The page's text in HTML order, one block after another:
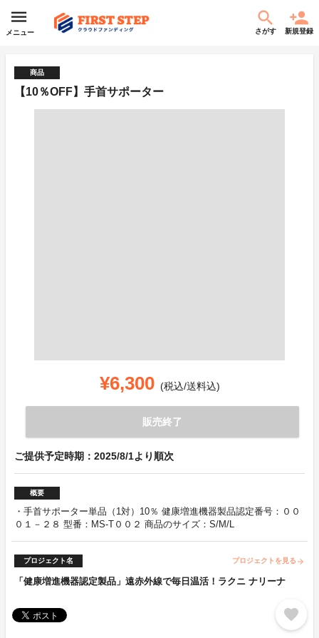
メニュー さがす 新規登録
商品
【10％OFF】手首サポーター
¥6,300 (税込/送料込)
販売終了
ご提供予定時期：2025/8/1より順次
概要
・手首サポーター単品（1対）10％ 健康増進機器製品認定番号：００
０１－２８ 型番：MS-T００２ 商品のサイズ：S/M/L
プロジェクト名 プロジェクトを見る arrow_forward
「健康増進機器認定製品」遠赤外線で毎日温活！ラクニ ナリーナ
favorite